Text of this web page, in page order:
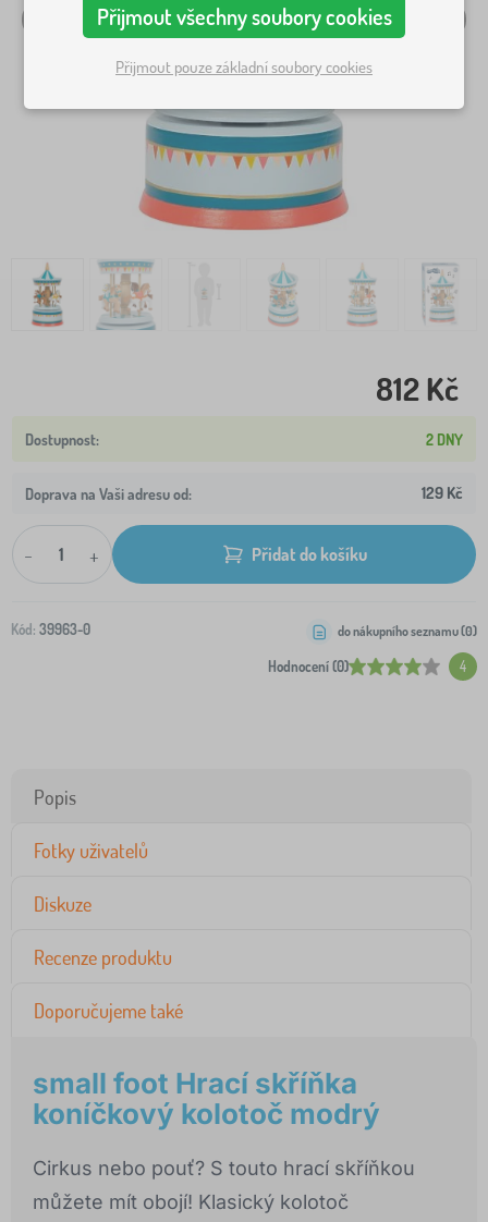
812 Kč
2 DNY
Doprava na Vaši adresu od: 129 Kč
- + Přidat do košíku
Kód: 39963-0
Hodnocení (0) 4
do nákupního seznamu (0)
Popis
Fotky uživatelů
Diskuze
Recenze produktu
Doporučujeme také
small foot Hrací skříňka
koníčkový kolotoč modrý
Cirkus nebo pouť? S touto hrací skříňkou
můžete mít obojí! Klasický kolotoč
Přijmout všechny soubory cookies
Přijmout pouze základní soubory cookies